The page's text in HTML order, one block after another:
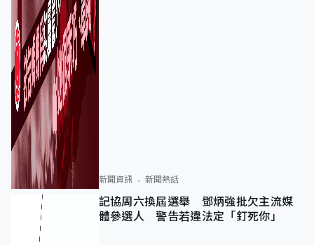
新聞資訊 新聞熱話
記協周六換屆選舉 鄧炳強批欠主流媒
體參選人 警告若違法定「釘死你」